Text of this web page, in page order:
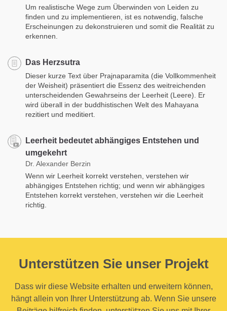
Um realistische Wege zum Überwinden von Leiden zu
finden und zu implementieren, ist es notwendig, falsche
Erscheinungen zu dekonstruieren und somit die Realität zu
erkennen.
Das Herzsutra
Dieser kurze Text über Prajnaparamita (die Vollkommenheit
der Weisheit) präsentiert die Essenz des weitreichenden
unterscheidenden Gewahrseins der Leerheit (Leere). Er
wird überall in der buddhistischen Welt des Mahayana
rezitiert und meditiert.
Leerheit bedeutet abhängiges Entstehen und
umgekehrt
Dr. Alexander Berzin
Wenn wir Leerheit korrekt verstehen, verstehen wir
abhängiges Entstehen richtig; und wenn wir abhängiges
Entstehen korrekt verstehen, verstehen wir die Leerheit
richtig.
Unterstützen Sie unser Projekt
Dass wir diese Website erhalten und erweitern können,
hängt allein von Ihrer Unterstützung ab. Wenn Sie unsere